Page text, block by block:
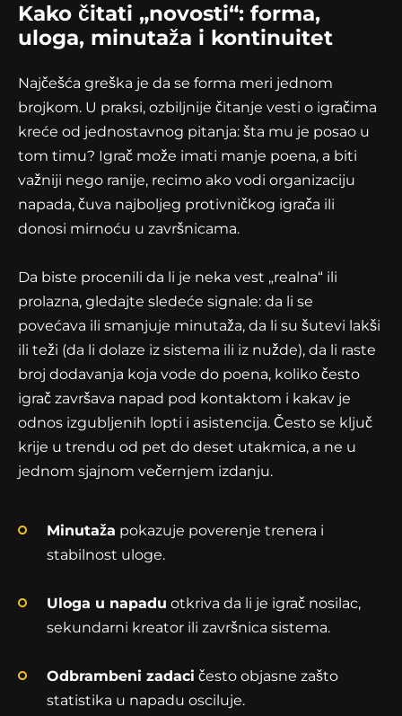
Kako čitati „novosti“: forma,
uloga, minutaža i kontinuitet
Najčešća greška je da se forma meri jednom
brojkom. U praksi, ozbiljnije čitanje vesti o igračima
kreće od jednostavnog pitanja: šta mu je posao u
tom timu? Igrač može imati manje poena, a biti
važniji nego ranije, recimo ako vodi organizaciju
napada, čuva najboljeg protivničkog igrača ili
donosi mirnoću u završnicama.
Da biste procenili da li je neka vest „realna“ ili
prolazna, gledajte sledeće signale: da li se
povećava ili smanjuje minutaža, da li su šutevi lakši
ili teži (da li dolaze iz sistema ili iz nužde), da li raste
broj dodavanja koja vode do poena, koliko često
igrač završava napad pod kontaktom i kakav je
odnos izgubljenih lopti i asistencija. Često se ključ
krije u trendu od pet do deset utakmica, a ne u
jednom sjajnom večernjem izdanju.
Minutaža pokazuje poverenje trenera i
stabilnost uloge.
Uloga u napadu otkriva da li je igrač nosilac,
sekundarni kreator ili završnica sistema.
Odbrambeni zadaci često objasne zašto
statistika u napadu osciluje.